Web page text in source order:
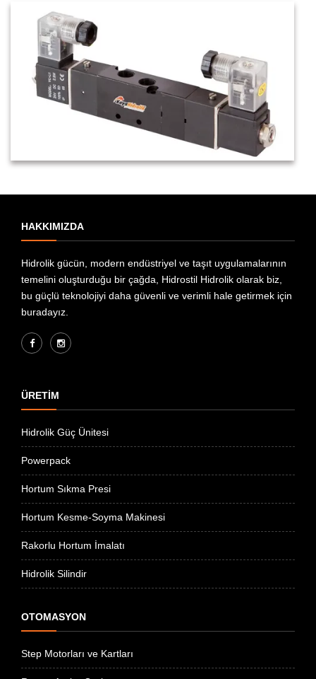
HAKKIMIZDA
Hidrolik gücün, modern endüstriyel ve taşıt uygulamalarının
temelini oluşturduğu bir çağda, Hidrostil Hidrolik olarak biz,
bu güçlü teknolojiyi daha güvenli ve verimli hale getirmek için
buradayız.
ÜRETİM
Hidrolik Güç Ünitesi
Powerpack
Hortum Sıkma Presi
Hortum Kesme-Soyma Makinesi
Rakorlu Hortum İmalatı
Hidrolik Silindir
OTOMASYON
Step Motorları ve Kartları